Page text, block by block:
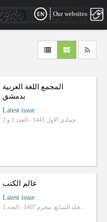
Our websites
المجمع اللغة العربیة
بدمشق
Latest issue :
جمادی الاول 1441 - العدد 1 و 2
عالم الکتب
Latest issue :
المجلد السابع، محرم 1407 - العدد 3